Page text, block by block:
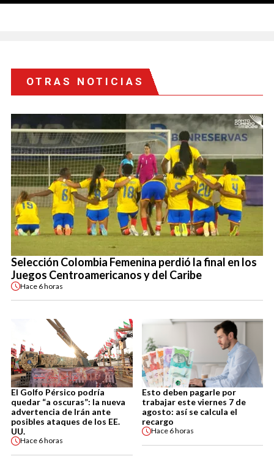
OTRAS NOTICIAS
Selección Colombia Femenina perdió la final en los
Juegos Centroamericanos y del Caribe
Hace 6 horas
El Golfo Pérsico podría
quedar “a oscuras”: la nueva
advertencia de Irán ante
posibles ataques de los EE.
UU.
Hace 6 horas
Esto deben pagarle por
trabajar este viernes 7 de
agosto: así se calcula el
recargo
Hace 6 horas